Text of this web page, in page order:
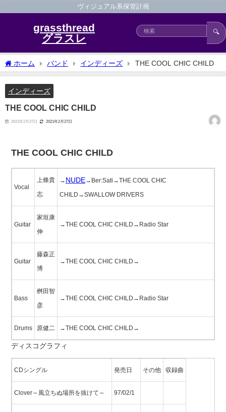
ヴィジュアル系保管計画
grassthread
グラスレ
🔍
ホーム バンド インディーズ THE COOL CHIC CHILD
インディーズ
THE COOL CHIC CHILD
2021年2月27日 2021年2月27日
THE COOL CHIC CHILD
Vocal
上條貴
志
→ NUDE→Ber:Sati→THE COOL CHIC
CHILD→SWALLOW DRIVERS
Guitar
家垣康
伸
→THE COOL CHIC CHILD→Radio Star
Guitar
藤森正
博
→THE COOL CHIC CHILD→
Bass
桝田智
彦
→THE COOL CHIC CHILD→Radio Star
Drums 原健二 →THE COOL CHIC CHILD→
ディスコグラフィ
CDシングル 発売日 その他 収録曲
Clover～風立ちぬ場所を抜けて～ 97/02/1